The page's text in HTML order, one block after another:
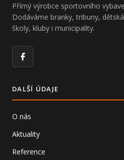
Přímý výrobce sportovního
Dodáváme branky, tribuny,
školy, kluby i municipality.
Facebook
DALŠÍ ÚDAJE
O nás
Aktuality
Reference